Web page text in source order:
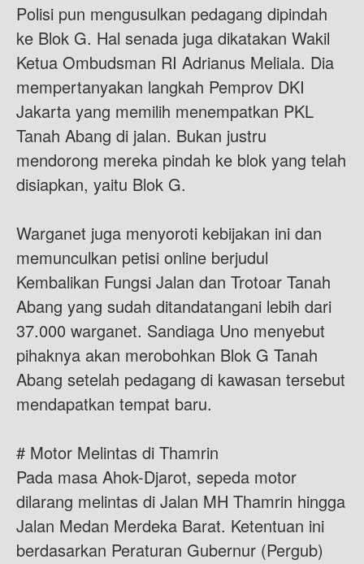
Polisi pun mengusulkan pedagang dipindah
ke Blok G. Hal senada juga dikatakan Wakil
Ketua Ombudsman RI Adrianus Meliala. Dia
mempertanyakan langkah Pemprov DKI
Jakarta yang memilih menempatkan PKL
Tanah Abang di jalan. Bukan justru
mendorong mereka pindah ke blok yang telah
disiapkan, yaitu Blok G.
Warganet juga menyoroti kebijakan ini dan
memunculkan petisi online berjudul
Kembalikan Fungsi Jalan dan Trotoar Tanah
Abang yang sudah ditandatangani lebih dari
37.000 warganet. Sandiaga Uno menyebut
pihaknya akan merobohkan Blok G Tanah
Abang setelah pedagang di kawasan tersebut
mendapatkan tempat baru.
# Motor Melintas di Thamrin
Pada masa Ahok-Djarot, sepeda motor
dilarang melintas di Jalan MH Thamrin hingga
Jalan Medan Merdeka Barat. Ketentuan ini
berdasarkan Peraturan Gubernur (Pergub)